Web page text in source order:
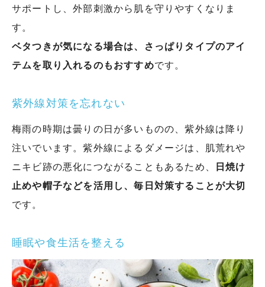
サポートし、外部刺激から肌を守りやすくなりま
す。
ベタつきが気になる場合は、さっぱりタイプのアイ
テムを取り入れるのもおすすめです。
紫外線対策を忘れない
梅雨の時期は曇りの日が多いものの、紫外線は降り
注いでいます。紫外線によるダメージは、肌荒れや
ニキビ跡の悪化につながることもあるため、
日焼け
止めや帽子などを活用し、毎日対策することが大切
です。
睡眠や食生活を整える